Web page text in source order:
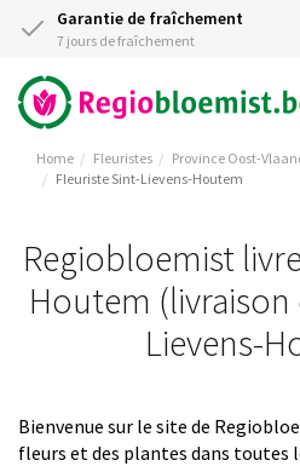
Garantie de fraîchement
7 jours de fraîchement
Home Fleuristes
Province Oost-
Fleuriste Sint-Lievens-Houtem
Regiobloemist
Houtem (livraison
Lievens-
Bienvenue sur le site de
fleurs et des plantes dans toutes